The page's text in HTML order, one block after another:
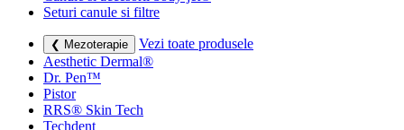
Seturi canule si filtre
❮ Mezoterapie
Vezi toate produsele
Aesthetic Dermal®
Dr. Pen™
Pistor
RRS® Skin Tech
Techdent